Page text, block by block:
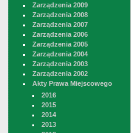
Zarządzenia 2009
Zarządzenia 2008
Zarządzenia 2007
Zarządzenia 2006
Zarządzenia 2005
Zarządzenia 2004
Zarządzenia 2003
Zarządzenia 2002
Akty Prawa Miejscowego
2016
2015
2014
2013